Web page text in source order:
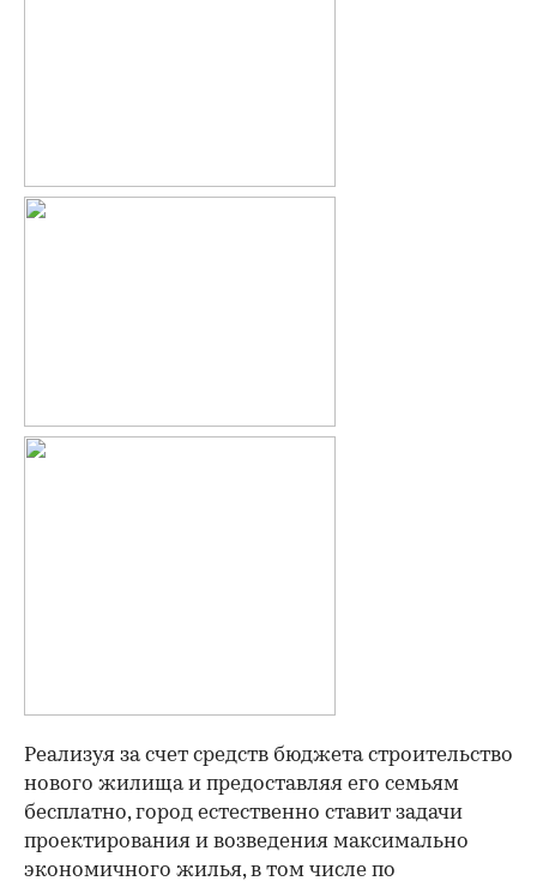
Реализуя за счет средств бюджета строительство
нового жилища и предоставляя его семьям
бесплатно, город естественно ставит задачи
проектирования и возведения максимально
экономичного жилья, в том числе по